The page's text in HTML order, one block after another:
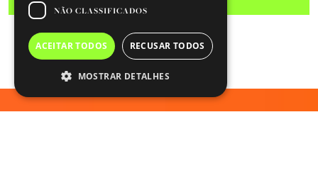
NÃO CLASSIFICADOS
ACEITAR TODOS RECUSAR TODOS
MOSTRAR DETALHES